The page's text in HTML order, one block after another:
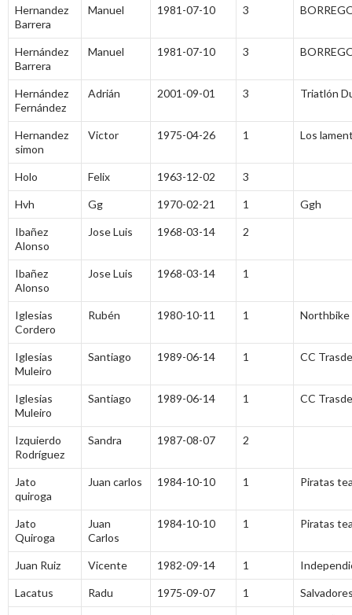
Hernandez
Barrera
Manuel 1981-07-10 3
Hernández
Barrera
Manuel 1981-07-10 3
Hernández
Fernández
Adrián 2001-09-01 3 Triatlón
Hernandez
simon
Victor 1975-04-26 1 Los
Holo Felix 1963-12-02 3
Hvh Gg 1970-02-21 1 Ggh
Ibañez
Alonso
Jose Luis 1968-03-14 2
Ibañez
Alonso
Jose Luis 1968-03-14 1
Iglesias
Cordero
Rubén 1980-10-11 1 Northbike
Iglesias
Muleiro
Santiago 1989-06-14 1 CC
Iglesias
Muleiro
Santiago 1989-06-14 1 CC
Izquierdo
Rodríguez
Sandra 1987-08-07 2
Jato
quiroga
Juan carlos 1984-10-10 1 Piratas
Jato
Quiroga
Juan
Carlos
1984-10-10 1 Piratas
Juan Ruiz Vicente 1982-09-14 1
Lacatus Radu 1975-09-07 1